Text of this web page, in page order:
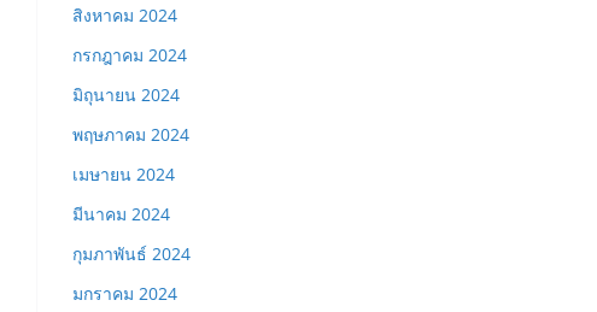
สิงหาคม 2024
กรกฎาคม 2024
มิถุนายน 2024
พฤษภาคม 2024
เมษายน 2024
มีนาคม 2024
กุมภาพันธ์ 2024
มกราคม 2024